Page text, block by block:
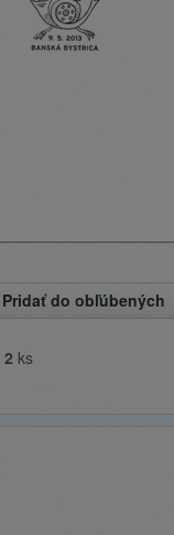
Pridať do obľúbených
2 ks